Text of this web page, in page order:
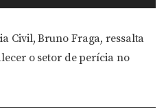
Civil, Bruno Fraga, ressalta
o setor de perícia no